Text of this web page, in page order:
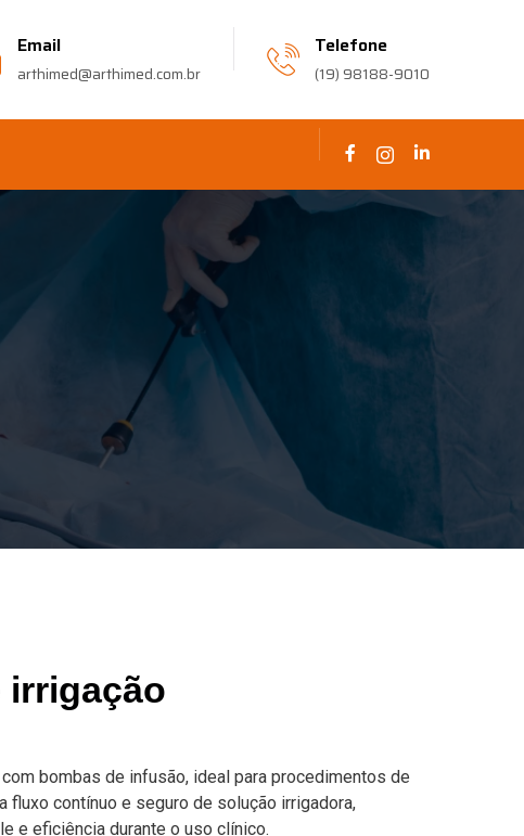
Email
arthimed@arthimed.com.br
Telefone
(19) 98188-9010
irrigação
bombas de infusão, ideal para procedimentos de
fluxo contínuo e seguro de solução irrigadora,
e eficiência durante o uso clínico.